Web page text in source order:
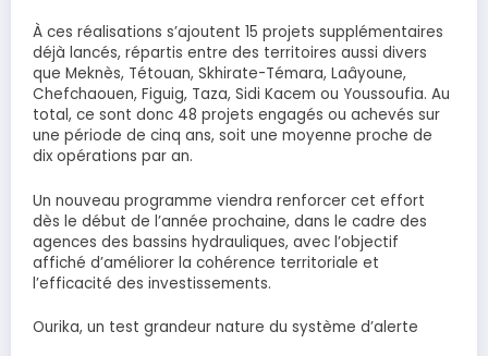
À ces réalisations s’ajoutent 15 projets supplémentaires
déjà lancés, répartis entre des territoires aussi divers
que Meknès, Tétouan, Skhirate-Témara, Laâyoune,
Chefchaouen, Figuig, Taza, Sidi Kacem ou Youssoufia. Au
total, ce sont donc 48 projets engagés ou achevés sur
une période de cinq ans, soit une moyenne proche de
dix opérations par an.
Un nouveau programme viendra renforcer cet effort
dès le début de l’année prochaine, dans le cadre des
agences des bassins hydrauliques, avec l’objectif
affiché d’améliorer la cohérence territoriale et
l’efficacité des investissements.
Ourika, un test grandeur nature du système d’alerte